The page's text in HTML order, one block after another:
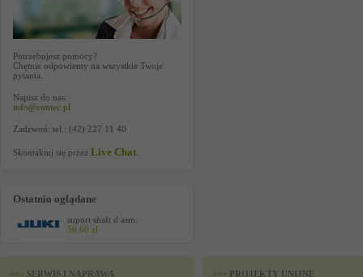
Potrzebujesz pomocy?
Chętnie odpowiemy na wszystkie Twoje
pytania.
Napisz do nas:
info@contec.pl
Zadzwoń: tel.: (42) 227 11 40
Skontaktuj się przez Live Chat
Ostatnio oglądane
suport shaft d asm.
56,60 zł
>>> SERWIS I NAPRAWA
>>> PROJEKTY UNIJNE